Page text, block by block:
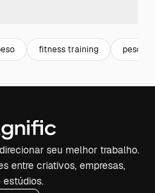
fitness training peso
seu melhor trabalho.
entre criativos, empresas,
estúdios.